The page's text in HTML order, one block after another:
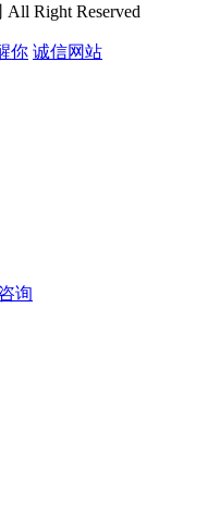
Right Reserved
你 诚信网站
询